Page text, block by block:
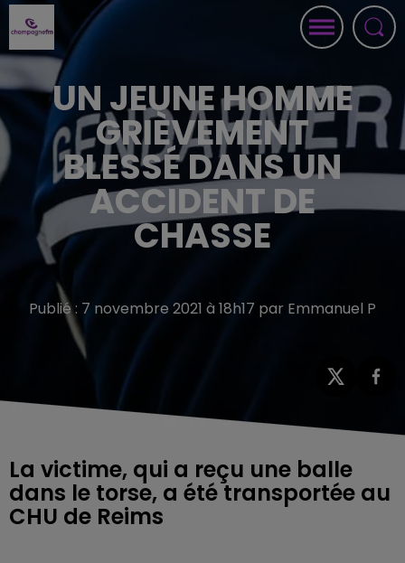
UN JEUNE HOMME
GRIÈVEMENT
BLESSÉ DANS UN
ACCIDENT DE
CHASSE
Publié : 7 novembre 2021 à 18h17 par Emmanuel P
La victime, qui a reçu une balle
dans le torse, a été transportée au
CHU de Reims